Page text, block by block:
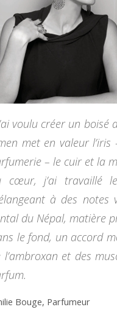
voulu créer un
met en valeur
– le cuir et la
cœur, j’ai travaillé
à des notes
du Népal, matière
le fond, un accord
l’ambroxan et des
Bouge, Parfumeur